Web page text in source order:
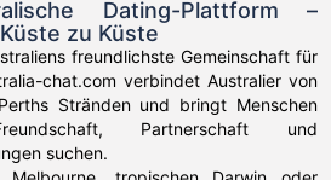
Dating-Plattform –
zu Küste
freundlichste Gemeinschaft für
chat.com verbindet Australier von
Stränden und bringt Menschen
Partnerschaft und
suchen.